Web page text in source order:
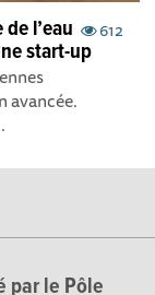
612
l’eau
start-up
avancée.
par le Pôle